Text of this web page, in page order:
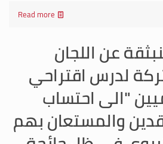
Read more
عن اللجان
لدرس اقتراحي
"الى احتساب
والمستعان بهم